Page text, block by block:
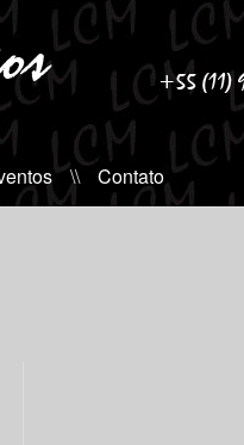
\\ Contato